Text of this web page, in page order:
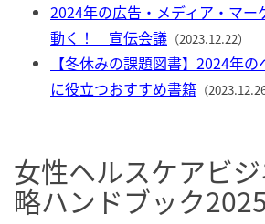
2024年の広告・メディア・マー
動く！ 宣伝会議 （2023.12.22）
【冬休みの課題図書】2024年
に役立つおすすめ書籍 （2023.12.26
女性ヘルスケアビ
略ハンドブック2025